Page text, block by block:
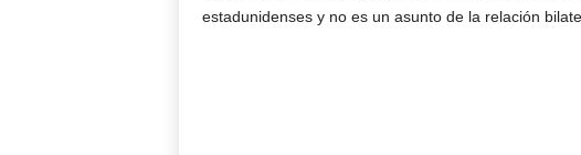
estadunidenses y no es un asunto de la relación